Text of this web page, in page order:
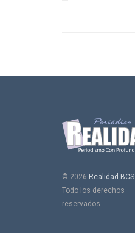
© 2026 Realidad BCS
Todo los derechos
reservados